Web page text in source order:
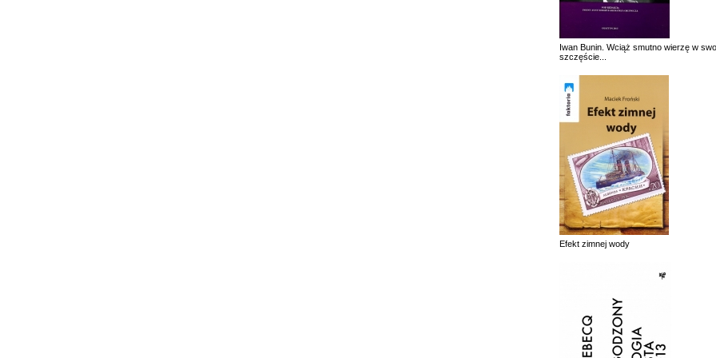
Iwan Bunin. Wciąż smutno wierzę w
szczęście...
Efekt zimnej wody